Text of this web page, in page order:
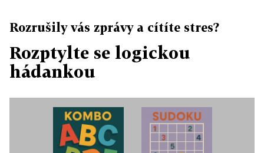
Rozrušily vás zprávy a cítíte stres?
Rozptylte se logickou
hádankou